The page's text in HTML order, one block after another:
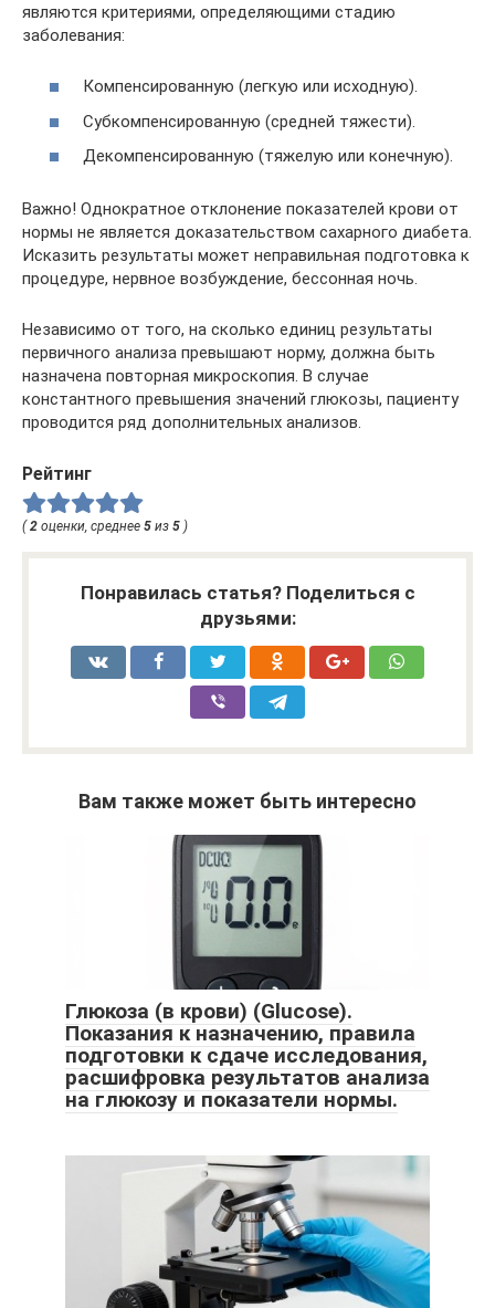
являются критериями, определяющими стадию
заболевания:
Компенсированную (легкую или исходную).
Субкомпенсированную (средней тяжести).
Декомпенсированную (тяжелую или конечную).
Важно! Однократное отклонение показателей крови от
нормы не является доказательством сахарного диабета.
Исказить результаты может неправильная подготовка к
процедуре, нервное возбуждение, бессонная ночь.
Независимо от того, на сколько единиц результаты
первичного анализа превышают норму, должна быть
назначена повторная микроскопия. В случае
константного превышения значений глюкозы, пациенту
проводится ряд дополнительных анализов.
Рейтинг
(2 оценки, среднее 5 из 5 )
Понравилась статья? Поделиться с
друзьями:
Вам также может быть интересно
Глюкоза (в крови) (Glucose).
Показания к назначению, правила
подготовки к сдаче исследования,
расшифровка результатов анализа
на глюкозу и показатели нормы.